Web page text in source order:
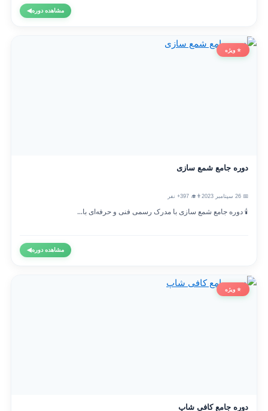
مشاهده دوره◀
⭐ ویژه
دوره جامع شمع سازی
👨‍🎓 397+ نفر
🕯️ دوره جامع شمع سازی با مدرک رسمی فنی و حرفه‌ای با...
مشاهده دوره◀
⭐ ویژه
دوره جامع کافی شاپ